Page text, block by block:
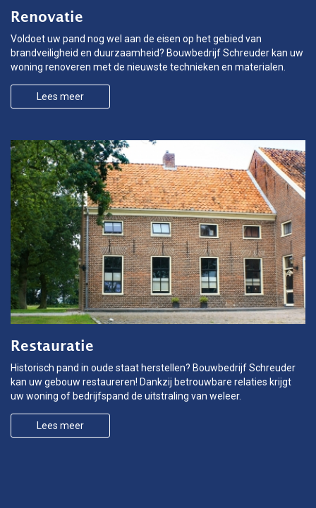
Renovatie
Voldoet uw pand nog wel aan de eisen op het gebied van
brandveiligheid en duurzaamheid? Bouwbedrijf Schreuder kan uw
woning renoveren met de nieuwste technieken en materialen.
Lees meer
Restauratie
Historisch pand in oude staat herstellen? Bouwbedrijf Schreuder
kan uw gebouw restaureren! Dankzij betrouwbare relaties krijgt
uw woning of bedrijfspand de uitstraling van weleer.
Lees meer